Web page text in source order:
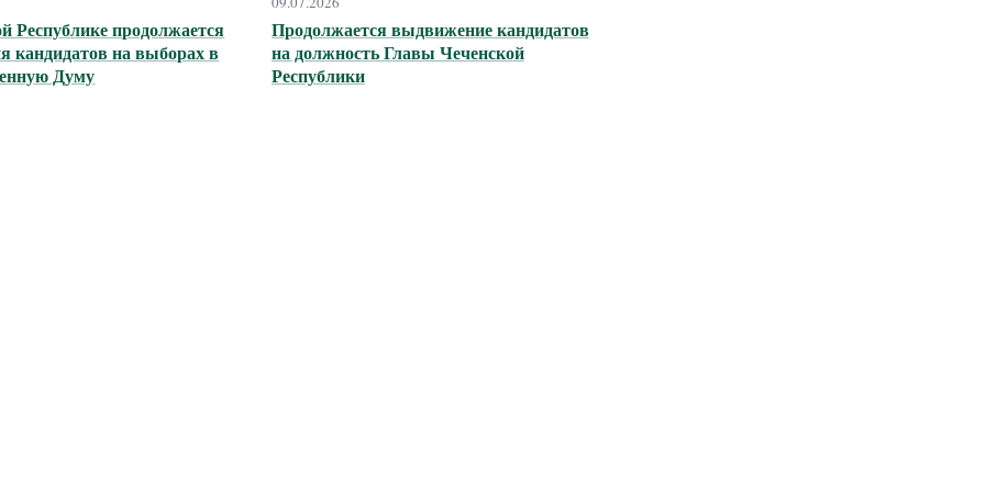
Республике продолжается
кандидатов на выборах в
Думу
Продолжается выдвижение кандидатов
на должность Главы Чеченской
Республики